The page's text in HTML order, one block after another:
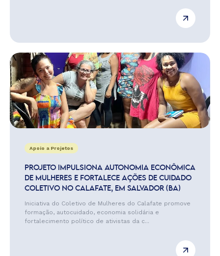
Apoio a Projetos
PROJETO IMPULSIONA AUTONOMIA ECONÔMICA
DE MULHERES E FORTALECE AÇÕES DE CUIDADO
COLETIVO NO CALAFATE, EM SALVADOR (BA)
Iniciativa do Coletivo de Mulheres do Calafate promove
formação, autocuidado, economia solidária e
fortalecimento político de ativistas da c...